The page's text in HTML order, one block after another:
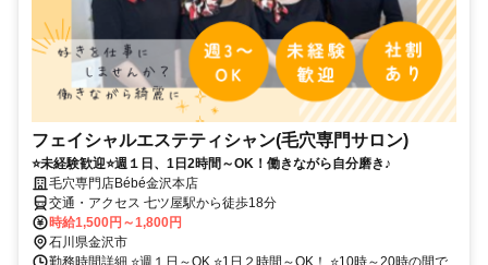
フェイシャルエステティシャン(毛穴専門サロン)
⭐未経験歓迎⭐週１日、1日2時間～OK！働きながら自分磨き♪
毛穴専門店Bébé金沢本店
交通・アクセス 七ツ屋駅から徒歩18分
時給1,500円～1,800円
石川県金沢市
勤務時間詳細 ⭐週１日～OK ⭐1日２時間～OK！ ⭐10時～20時の間で